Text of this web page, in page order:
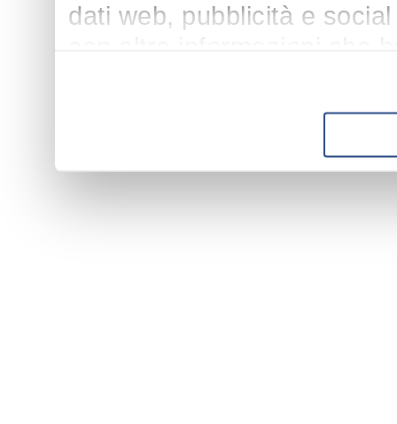
dati web, pubblicità e